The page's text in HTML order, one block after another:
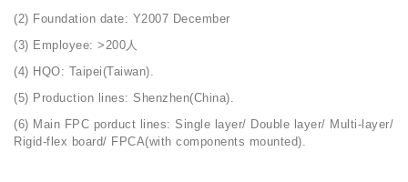
(2) Foundation date: Y2007 December
(3) Employee: >200人
(4) HQO: Taipei(Taiwan).
(5) Production lines: Shenzhen(China).
(6) Main FPC porduct lines: Single layer/ Double layer/ Multi-layer/
Rigid-flex board/ FPCA(with components mounted).